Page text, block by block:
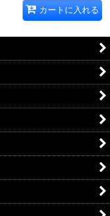
カートに入れる